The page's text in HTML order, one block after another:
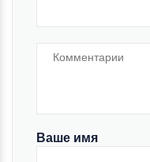
Ваше имя